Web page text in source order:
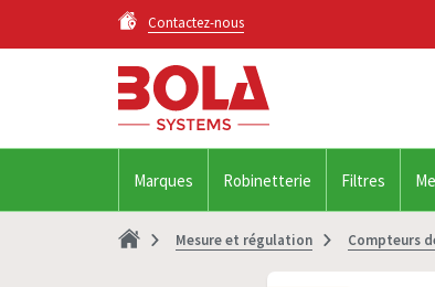
Contactez-nous
Marques Robinetterie Filtres
Mesure et régulation Compteurs